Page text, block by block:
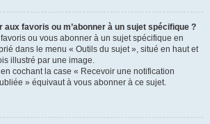
aux favoris ou m’abonner à un sujet spécifique ?
ou vous abonner à un sujet spécifique en
dans le menu « Outils du sujet », situé en haut et
illustré par une image.
cochant la case « Recevoir une notification
» équivaut à vous abonner à ce sujet.